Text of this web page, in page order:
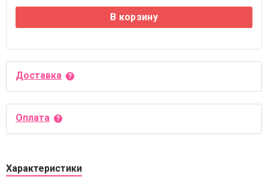
В корзину
Доставка
Оплата
Характеристики